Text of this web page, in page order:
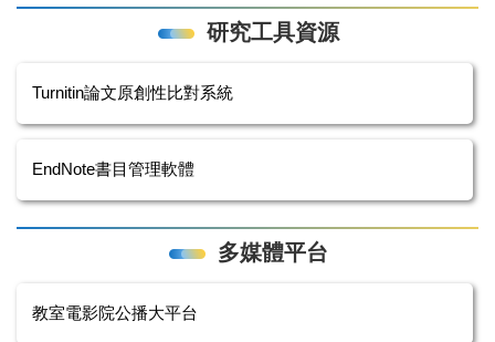
研究工具資源
Turnitin論文原創性比對系統
EndNote書目管理軟體
多媒體平台
教室電影院公播大平台